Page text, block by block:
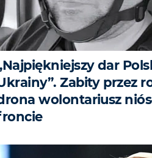
dar
Zabity przez
wolontariusz